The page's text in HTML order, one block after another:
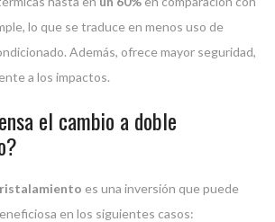
lo que se traduce en menos uso de
Además, ofrece mayor seguridad,
a los impactos.
el cambio a doble
es una inversión que puede
en los siguientes casos: